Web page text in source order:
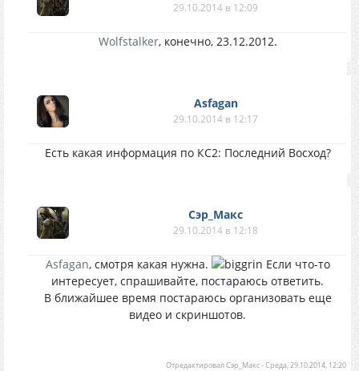
29.10.2014 в 12:09
Wolfstalker, конечно, 23.12.2012.
Asfagan
29.10.2014 в 12:17
Есть какая информация по КС2: Последний Восход?
Сэр_Макс
29.10.2014 в 12:18
Asfagan, смотря какая нужна.
Если что-то
интересует, спрашивайте, постараюсь ответить.
В ближайшее время постараюсь организовать еще
видео и скриншотов.
ОтредактировалСэр_Макс-Среда, 29.10.2014, 12:20